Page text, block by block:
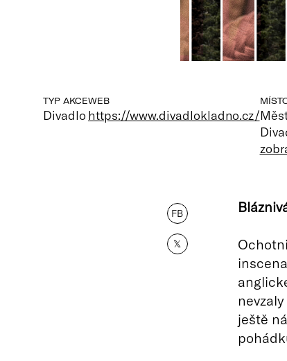
TYP AKCE
Divadlo
WEB
https://www.divadlokladno.cz/
FB
𝕏
ještě